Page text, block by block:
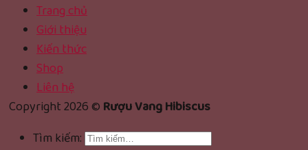
Trang chủ
Giới thiệu
Kiến thức
Shop
Liên hệ
Copyright 2026 © Rượu Vang Hibiscus
Tìm kiếm: